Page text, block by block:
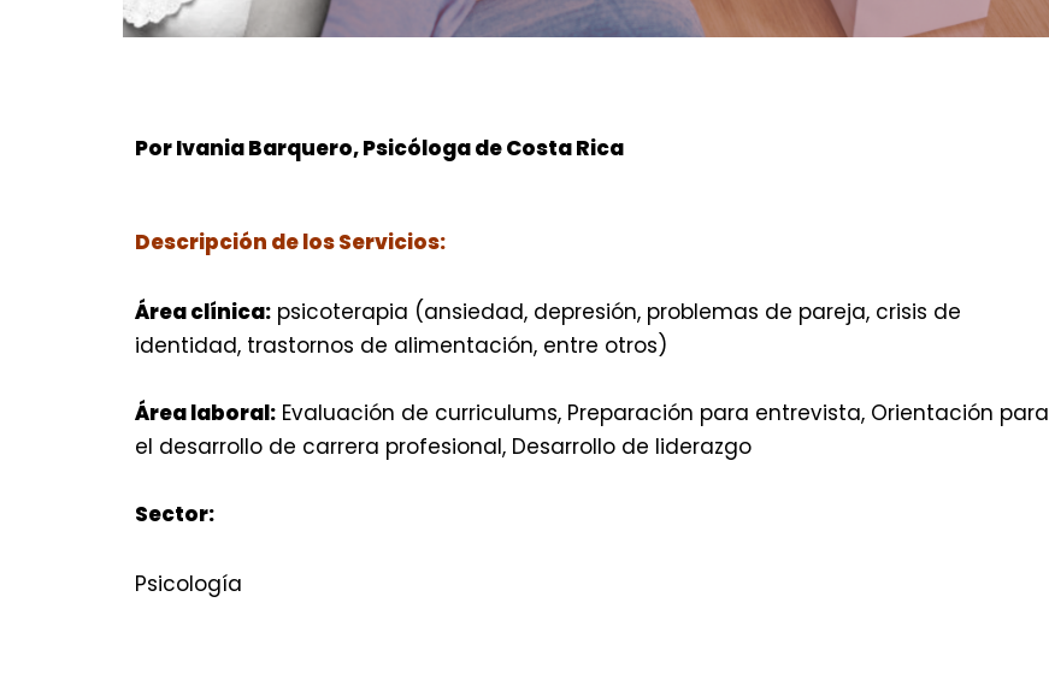
Por Ivania Barquero, Psicóloga de Costa Rica
Descripción de los Servicios:
Área clínica: psicoterapia (ansiedad, depresión, problemas de pareja, crisis de
identidad, trastornos de alimentación, entre otros)
Área laboral: Evaluación de curriculums, Preparación para entrevista, Orientación para
el desarrollo de carrera profesional, Desarrollo de liderazgo
Sector:
Psicología